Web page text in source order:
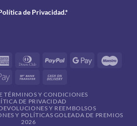
de Privacidad.*
American
Dinners PayPal
Google
Apple
Bank
Delivery
TÉRMINOS Y CONDICIONES
DE PRIVACIDAD
Y REEMBOLSOS
Y POLÍTICAS GOLEADA DE PREMIOS
2026